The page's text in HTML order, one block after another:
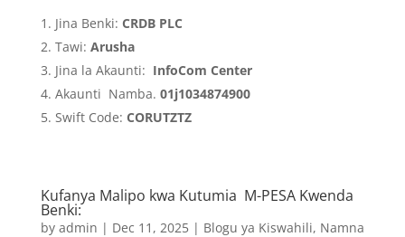
Jina Benki: CRDB PLC
Tawi: Arusha
Jina la Akaunti: InfoCom Center
Akaunti Namba. 01j1034874900
Swift Code: CORUTZTZ
Kufanya Malipo kwa Kutumia M-PESA Kwenda
Benki:
by admin | Dec 11, 2025| Blogu ya Kiswahili, Namna